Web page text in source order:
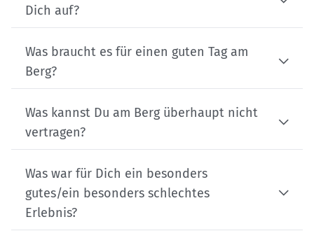
Dich auf?
Was braucht es für einen guten Tag am
Berg?
Was kannst Du am Berg überhaupt nicht
vertragen?
Was war für Dich ein besonders
gutes/ein besonders schlechtes
Erlebnis?